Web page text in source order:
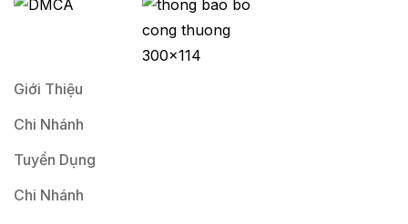
Giới Thiệu
Chi Nhánh
Tuyển Dụng
Chi Nhánh